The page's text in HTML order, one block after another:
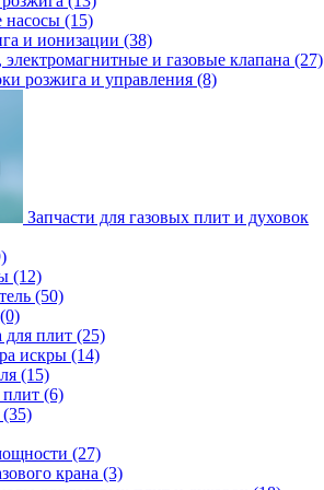
(15)
и ионизации (38)
и газовые клапана (27)
розжига и управления (8)
Запчасти для газовых плит и духовок
(12)
(50)
плит (25)
искры (14)
(15)
(6)
(27)
крана (3)